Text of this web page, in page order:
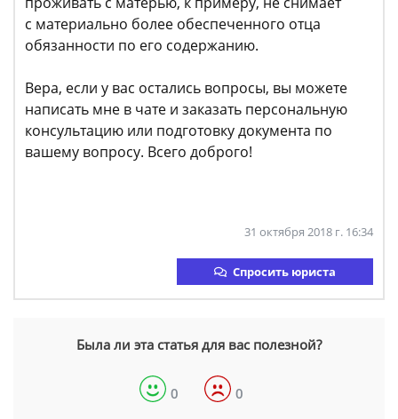
с материально более обеспеченного отца
обязанности по его содержанию.
Вера, если у вас остались вопросы, вы можете
написать мне в чате и заказать персональную
консультацию или подготовку документа по
вашему вопросу. Всего доброго!
31 октября 2018 г. 16:34
Спросить юриста
Была ли эта статья для вас полезной?
0 0